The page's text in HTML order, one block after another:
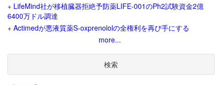
+ LifeMind社が移植臓器拒絶予防薬LIFE-001のPh2試験資金2億
6400万ドル調達
+ Actimedが悪液質薬S-oxprenololの全権利を再び手にする
more...
検索